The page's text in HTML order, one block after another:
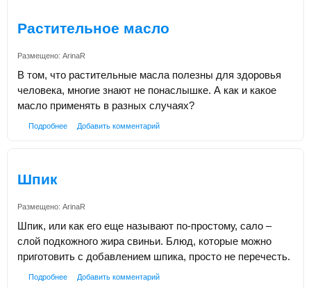
Растительное масло
Размещено: ArinaR
В том, что растительные масла полезны для здоровья
человека, многие знают не понаслышке. А как и какое
масло применять в разных случаях?
Подробнее Добавить комментарий
Шпик
Размещено: ArinaR
Шпик, или как его еще называют по-простому, сало –
слой подкожного жира свиньи. Блюд, которые можно
приготовить с добавлением шпика, просто не перечесть.
Подробнее Добавить комментарий